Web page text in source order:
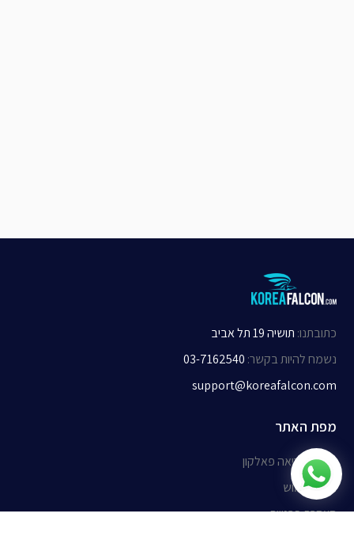
מפת האתר
אודות קוריאה פאלקון
תנאי שימוש
הצהרת פרטיות
תושיה 19 תל אביב :כתובתנו
03-7162540 :נשמח להיות בקשר
support@koreafalcon.com